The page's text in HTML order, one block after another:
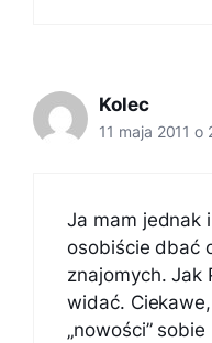
Kolec
11 maja 2011 o
Ja mam jednak
osobiście dbać
znajomych. Jak
widać.
„nowości”